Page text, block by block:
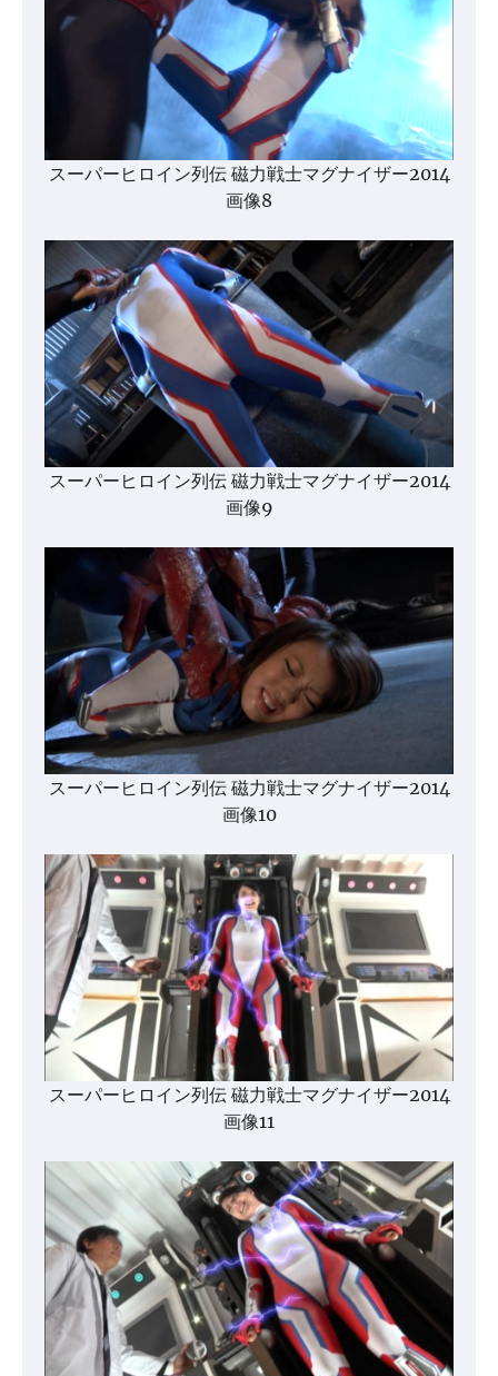
スーパーヒロイン列伝 磁力戦士マグナイザー2014
画像8
スーパーヒロイン列伝 磁力戦士マグナイザー2014
画像9
スーパーヒロイン列伝 磁力戦士マグナイザー2014
画像10
スーパーヒロイン列伝 磁力戦士マグナイザー2014
画像11